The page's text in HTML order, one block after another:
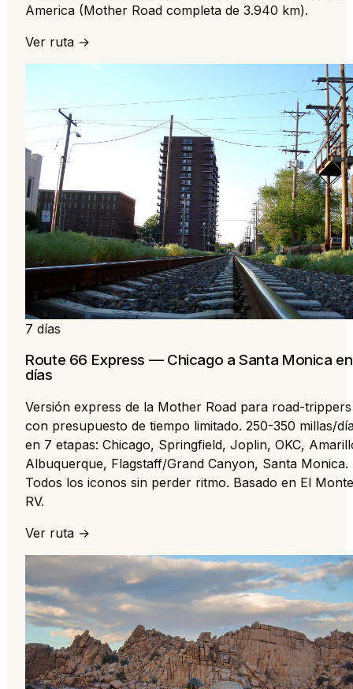
America (Mother Road completa de 3.940 km).
Ver ruta →
7 días
Route 66 Express — Chicago a Santa Monica
días
Versión express de la Mother Road para road-trippers
con presupuesto de tiempo limitado. 250-350 millas/
en 7 etapas: Chicago, Springfield, Joplin, OKC,
Albuquerque, Flagstaff/Grand Canyon, Santa Monica.
Todos los iconos sin perder ritmo. Basado en El Monte
RV.
Ver ruta →